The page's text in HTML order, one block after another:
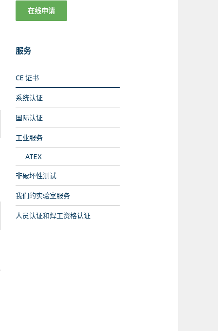
在线申请
服务
CE 证书
系统认证
国际认证
工业服务
ATEX
非破坏性测试
我们的实验室服务
人员认证和焊工资格认证